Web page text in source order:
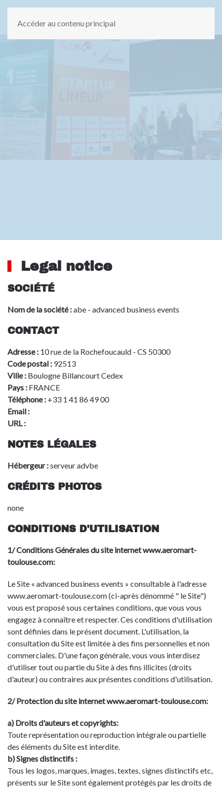
Accéder au contenu principal
Legal notice
SOCIÉTÉ
Nom de la société :abe - advanced business events
CONTACT
Adresse : 10 rue de la Rochefoucauld - CS 50300
Code postal : 92513
Ville : Boulogne Billancourt Cedex
Pays : FRANCE
Téléphone : +33 1 41 86 49 00
Email :
URL :
NOTES LÉGALES
Hébergeur :serveur advbe
CRÉDITS PHOTOS
none
CONDITIONS D'UTILISATION
1/ Conditions Générales du site internet www.aeromart-
toulouse.com:
Le Site « advanced business events » consultable à l'adresse
www.aeromart-toulouse.com (ci-après dénommé " le Site")
vous est proposé sous certaines conditions, que vous vous
engagez à connaître et respecter. Ces conditions d'utilisation
sont définies dans le présent document. L'utilisation, la
consultation du Site est limitée à des fins personnelles et non
commerciales. D'une façon générale, vous vous interdisez
d'utiliser tout ou partie du Site à des fins illicites (droits
d'auteur) ou contraires aux présentes conditions d'utilisation.
2/ Protection du site internet www.aeromart-toulouse.com:
a) Droits d'auteurs et copyrights:
Toute représentation ou reproduction intégrale ou partielle
des éléments du Site est interdite.
b) Signes distinctifs :
Tous les logos, marques, images, textes, signes distinctifs etc,
présents sur le Site sont également protégés par les droits de